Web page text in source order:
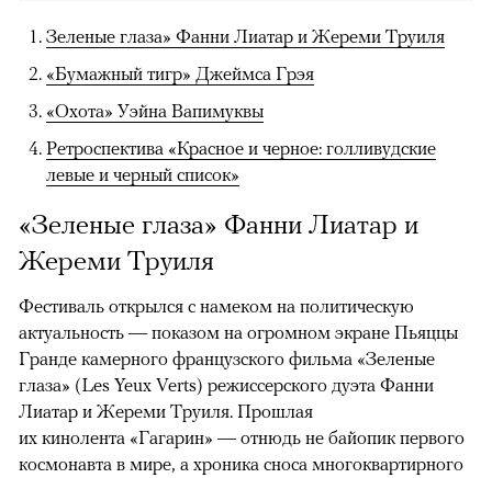
Зеленые глаза» Фанни Лиатар и Жереми Труиля
«Бумажный тигр» Джеймса Грэя
«Охота» Уэйна Вапимуквы
Ретроспектива «Красное и черное: голливудские
левые и черный список»
«Зеленые глаза» Фанни Лиатар и
Жереми Труиля
Фестиваль открылся с намеком на политическую
актуальность — показом на огромном экране Пьяццы
Гранде камерного французского фильма «Зеленые
глаза» (Les Yeux Verts) режиссерского дуэта Фанни
Лиатар и Жереми Труиля. Прошлая
их кинолента «Гагарин» — отнюдь не байопик первого
космонавта в мире, а хроника сноса многоквартирного